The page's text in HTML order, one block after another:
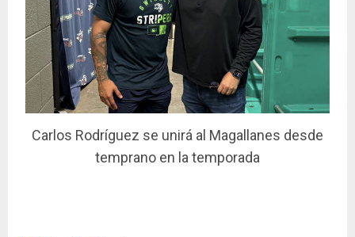
Carlos Rodríguez se unirá al Magallanes desde
temprano en la temporada